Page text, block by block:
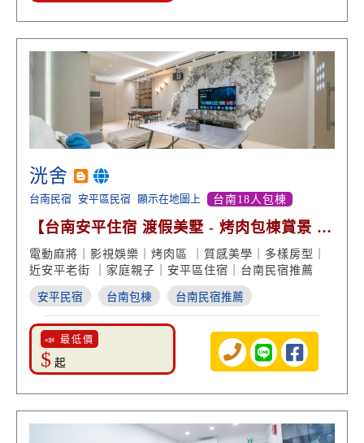
洸舍
台南民宿 安平區民宿 顯示在地圖上 台南18人包棟
【台南安平住宿 渡假美墅 - 烤肉包棟賞景 安
平老街旅遊】
電動麻將｜影視娛樂｜烤肉區 ｜質感美學｜多樣房型｜
近安平老街 ｜家庭親子｜安平區住宿｜台南民宿推薦
安平民宿 台南包棟 台南民宿推薦
📣 最低價
$ 起